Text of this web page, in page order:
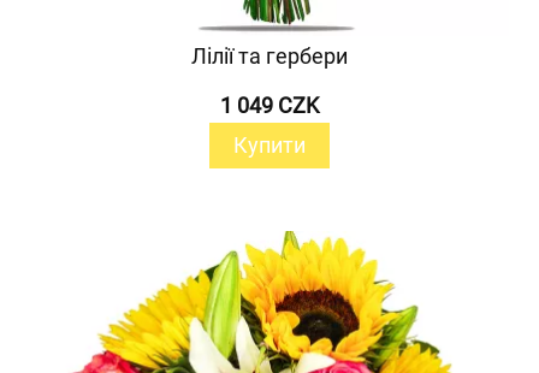
Лілії та гербери
1 049 CZK
Купити